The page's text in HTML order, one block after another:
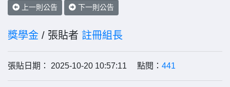
上一則公告 下一則公告
獎學金 / 張貼者 註冊組長
張貼日期： 2025-10-20 10:57:11 點閱： 441